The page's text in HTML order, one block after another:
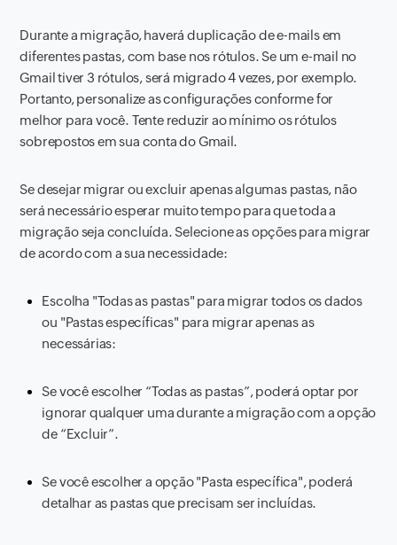
Durante a migração, haverá duplicação de e-mails em
diferentes pastas, com base nos rótulos. Se um e-mail no
Gmail tiver 3 rótulos, será migrado 4 vezes, por exemplo.
Portanto, personalize as configurações conforme for
melhor para você. Tente reduzir ao mínimo os rótulos
sobrepostos em sua conta do Gmail.
Se desejar migrar ou excluir apenas algumas pastas, não
será necessário esperar muito tempo para que toda a
migração seja concluída. Selecione as opções para migrar
de acordo com a sua necessidade:
Escolha "Todas as pastas" para migrar todos os dados
ou "Pastas específicas" para migrar apenas as
necessárias:
Se você escolher “Todas as pastas”, poderá optar por
ignorar qualquer uma durante a migração com a opção
de “Excluir”.
Se você escolher a opção "Pasta específica", poderá
detalhar as pastas que precisam ser incluídas.